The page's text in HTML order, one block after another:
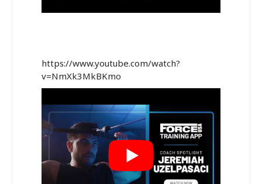
https://www.youtube.com/watch?
v=NmXk3MkBKmo